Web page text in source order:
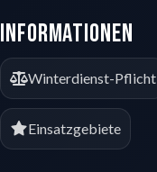
Informationen
Winterdienst-Pflicht
Einsatzgebiete